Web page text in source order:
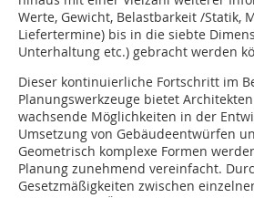
Werte, Gewicht, Belastbarkeit /Statik,
Liefertermine) bis in die siebte
Unterhaltung etc.) gebracht werden
Dieser kontinuierliche Fortschritt im
Planungswerkzeuge bietet
wachsende Möglichkeiten in der
Umsetzung von Gebäudeentwürfen
Geometrisch komplexe Formen
Planung zunehmend vereinfacht.
Gesetzmäßigkeiten zwischen